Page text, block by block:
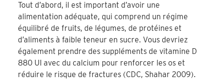
Tout d’abord, il est important d’avoir une
alimentation adéquate, qui comprend un régime
équilibré de fruits, de légumes, de protéines et
d’aliments à faible teneur en sucre. Vous devriez
également prendre des suppléments de vitamine D
880 UI avec du calcium pour renforcer les os et
réduire le risque de fractures (CDC, Shahar 2009).